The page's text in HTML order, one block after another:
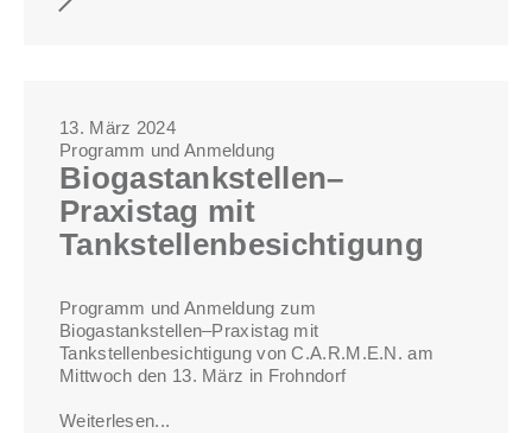
13. März 2024
Programm und Anmeldung
Biogastankstellen–
Praxistag mit
Tankstellenbesichtigung
Programm und Anmeldung zum
Biogastankstellen–Praxistag mit
Tankstellenbesichtigung von C.A.R.M.E.N. am
Mittwoch den 13. März in Frohndorf
Weiterlesen...